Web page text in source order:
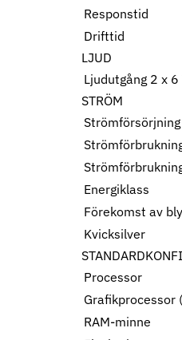
Responstid
Drifttid
LJUD
Ljudutgång 2 x 6
STRÖM
Strömförsörjning
Energiklass
Förekomst av bly
Kvicksilver
Processor
Grafikprocessor
RAM-minne